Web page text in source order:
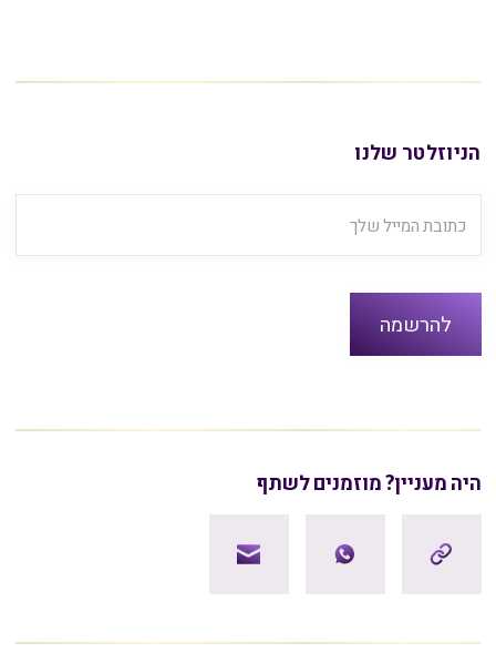
הניוזלטר שלנו
היה מעניין? מוזמנים לשתף